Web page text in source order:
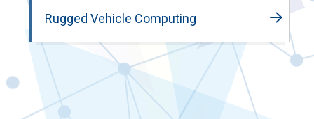
Rugged Vehicle Computing